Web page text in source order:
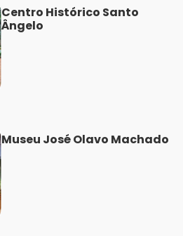
Centro Histórico Santo
Ângelo
Museu José Olavo Machado